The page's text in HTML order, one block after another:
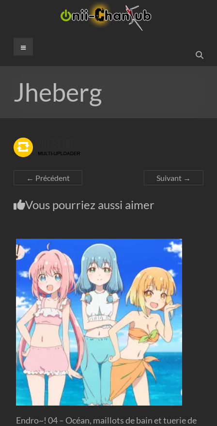
Onii-
Fansub
Menu
Jheberg
← Précédent Suivant →
Vous pourriez aussi aimer
Endro~! 04 – Océan, maillots de bain et tuerie de